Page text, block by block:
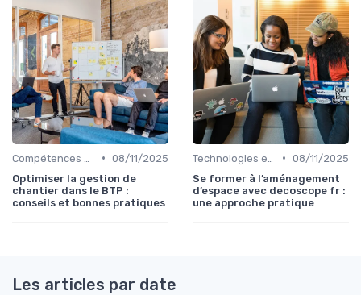
• 08/11/2025
Optimiser la gestion de
chantier dans le BTP :
conseils et bonnes pratiques
• 08/11/2025
Se former à l’aménagement
d’espace avec decoscope fr :
une approche pratique
Les articles par date